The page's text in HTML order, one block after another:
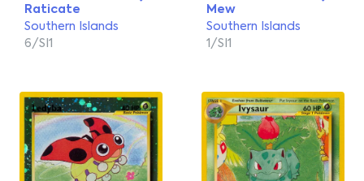
Raticate
Southern Islands
6/SI1
Mew
Southern Islands
1/SI1